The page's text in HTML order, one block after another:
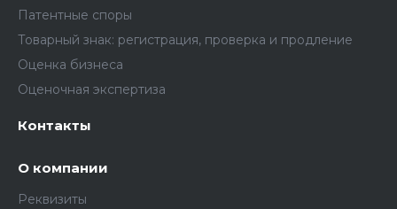
Патентные споры
Товарный знак: регистрация, проверка и продление
Оценка бизнеса
Оценочная экспертиза
Контакты
О компании
Реквизиты